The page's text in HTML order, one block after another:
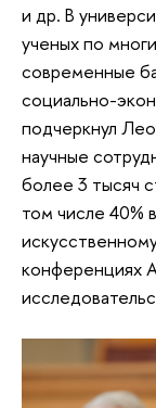
и др. В
ученых по
современные
социально-
подчеркнул
научные
более 3 тысяч
том числе 40%
конференциях